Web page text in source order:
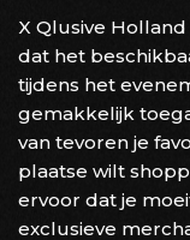
X Qlusive
dat het
tijdens het
gemakkelijk
van tevoren je
plaatse wilt
ervoor dat je
exclusieve